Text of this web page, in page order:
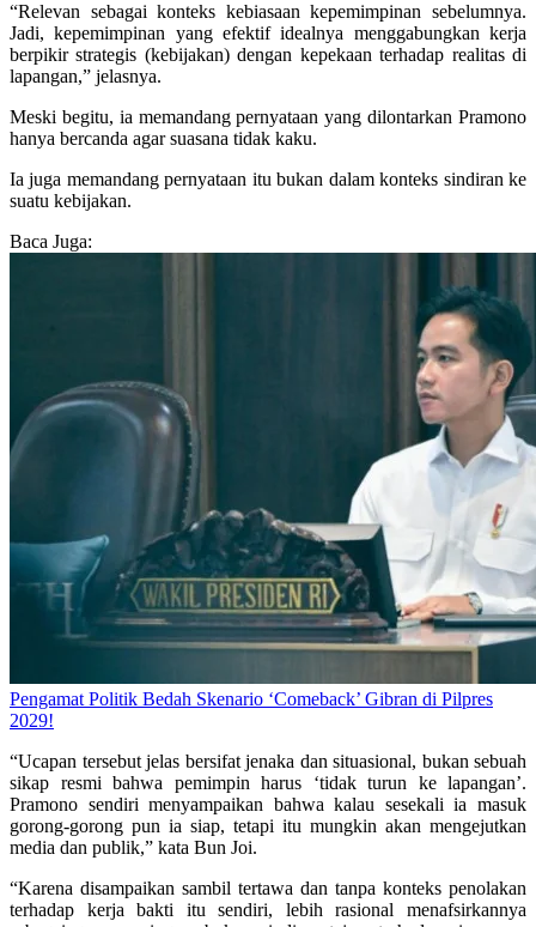
“Relevan sebagai konteks kebiasaan kepemimpinan sebelumnya.
Jadi, kepemimpinan yang efektif idealnya menggabungkan kerja
berpikir strategis (kebijakan) dengan kepekaan terhadap realitas di
lapangan,” jelasnya.
Meski begitu, ia memandang pernyataan yang dilontarkan Pramono
hanya bercanda agar suasana tidak kaku.
Ia juga memandang pernyataan itu bukan dalam konteks sindiran ke
suatu kebijakan.
Baca Juga:
Pengamat Politik Bedah Skenario ‘Comeback’ Gibran di Pilpres
2029!
“Ucapan tersebut jelas bersifat jenaka dan situasional, bukan sebuah
sikap resmi bahwa pemimpin harus ‘tidak turun ke lapangan’.
Pramono sendiri menyampaikan bahwa kalau sesekali ia masuk
gorong-gorong pun ia siap, tetapi itu mungkin akan mengejutkan
media dan publik,” kata Bun Joi.
“Karena disampaikan sambil tertawa dan tanpa konteks penolakan
terhadap kerja bakti itu sendiri, lebih rasional menafsirkannya